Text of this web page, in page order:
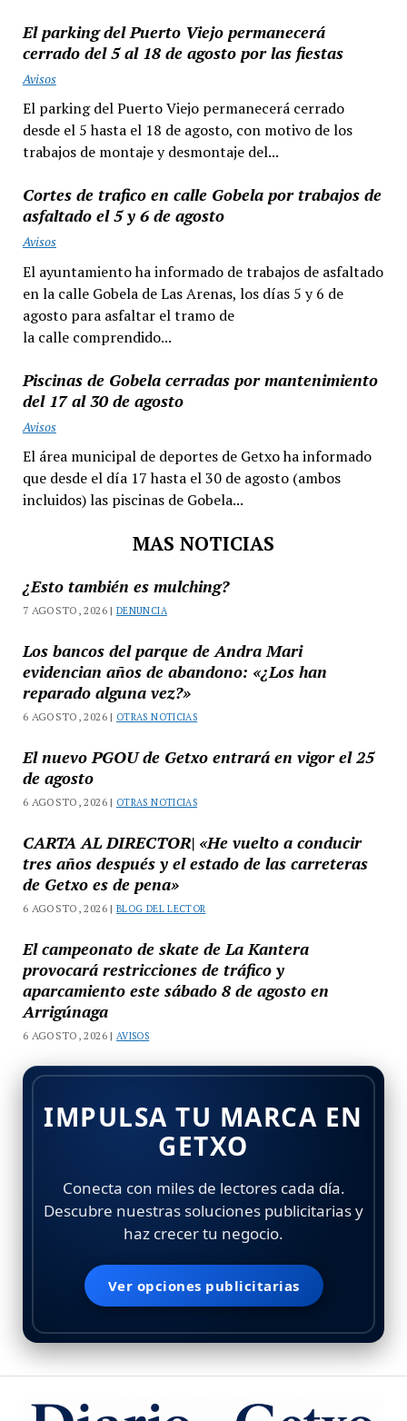
El parking del Puerto Viejo permanecerá
cerrado del 5 al 18 de agosto por las fiestas
Avisos
El parking del Puerto Viejo permanecerá cerrado
desde el 5 hasta el 18 de agosto, con motivo de los
trabajos de montaje y desmontaje del...
Cortes de trafico en calle Gobela por trabajos de
asfaltado el 5 y 6 de agosto
Avisos
El ayuntamiento ha informado de trabajos de asfaltado
en la calle Gobela de Las Arenas, los días 5 y 6 de
agosto para asfaltar el tramo de
la calle comprendido...
Piscinas de Gobela cerradas por mantenimiento
del 17 al 30 de agosto
Avisos
El área municipal de deportes de Getxo ha informado
que desde el día 17 hasta el 30 de agosto (ambos
incluidos) las piscinas de Gobela...
MAS NOTICIAS
¿Esto también es mulching?
7 AGOSTO, 2026 |DENUNCIA
Los bancos del parque de Andra Mari
evidencian años de abandono: «¿Los han
reparado alguna vez?»
6 AGOSTO, 2026 | OTRAS NOTICIAS
El nuevo PGOU de Getxo entrará en vigor el 25
de agosto
6 AGOSTO, 2026 | OTRAS NOTICIAS
CARTA AL DIRECTOR| «He vuelto a conducir
tres años después y el estado de las carreteras
de Getxo es de pena»
6 AGOSTO, 2026 |BLOG DEL LECTOR
El campeonato de skate de La Kantera
provocará restricciones de tráfico y
aparcamiento este sábado 8 de agosto en
Arrigúnaga
6 AGOSTO, 2026 |AVISOS
IMPULSA TU MARCA EN
GETXO
Conecta con miles de lectores cada día.
Descubre nuestras soluciones publicitarias y
haz crecer tu negocio.
Ver opciones publicitarias